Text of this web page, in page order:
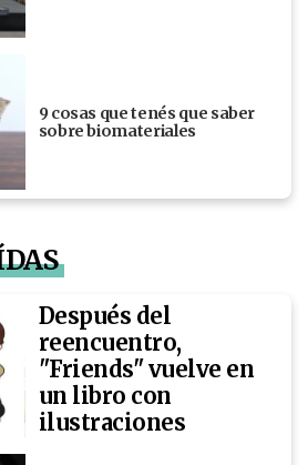
9 cosas que tenés que saber
sobre biomateriales
Después del
reencuentro,
"Friends" vuelve en
un libro con
ilustraciones